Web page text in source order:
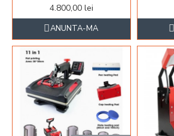
4.800,00 lei
ANUNTA-MA